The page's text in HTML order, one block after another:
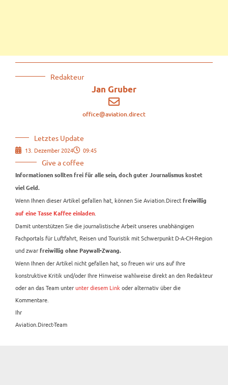
Redakteur
Jan Gruber
office@aviation.direct
Letztes Update
13. Dezember 2024 09:45
Give a coffee
Informationen sollten frei für alle sein, doch guter Journalismus kostet
viel Geld.
Wenn Ihnen dieser Artikel gefallen hat, können Sie Aviation.Direct freiwillig
auf eine Tasse Kaffee einladen
Damit unterstützen Sie die journalistische Arbeit unseres unabhängigen
Fachportals für Luftfahrt, Reisen und Touristik mit Schwerpunkt D-A-CH-Region
und zwar freiwillig ohne Paywall-Zwang.
Wenn Ihnen der Artikel nicht gefallen hat, so freuen wir uns auf Ihre
konstruktive Kritik und/oder Ihre Hinweise wahlweise direkt an den Redakteur
oder an das Team unterunter diesem Link oder alternativ über die
Kommentare.
Ihr
Aviation.Direct-Team